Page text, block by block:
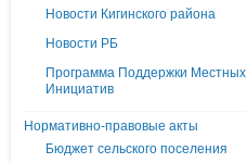
Новости Кигинского района
Новости РБ
Программа Поддержки Местных
Инициатив
Нормативно-правовые акты
Бюджет сельского поселения